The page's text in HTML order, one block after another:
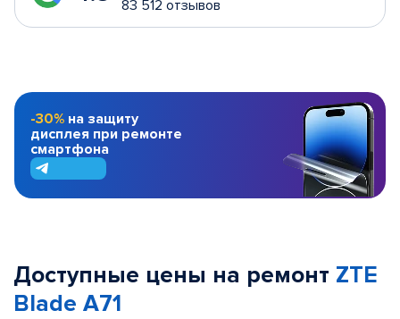
83 512 отзывов
-30% на защиту
дисплея при ремонте
смартфона
Доступные цены на ремонт ZTE
Blade A71